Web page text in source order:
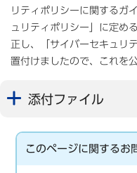
リティポリシーに関するガ
ュリティポリシー」に定め
正し、「サイバーセキュリ
置付けましたので、これを
添付ファイル
このページに関するお